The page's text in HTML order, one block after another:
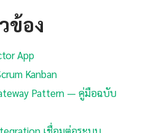
ข้อง
App
Kanban
Pattern — คู่มือฉบับ